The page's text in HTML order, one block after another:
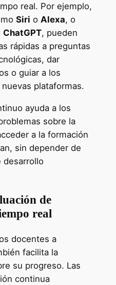
real. Por ejemplo,
Siri o Alexa, o
ChatGPT, pueden
rápidas a preguntas
dar
o guiar a los
plataformas.
ayuda a los
sobre la
a la formación
sin depender de
desarrollo
de
real
docentes a
facilita la
su progreso. Las
continua